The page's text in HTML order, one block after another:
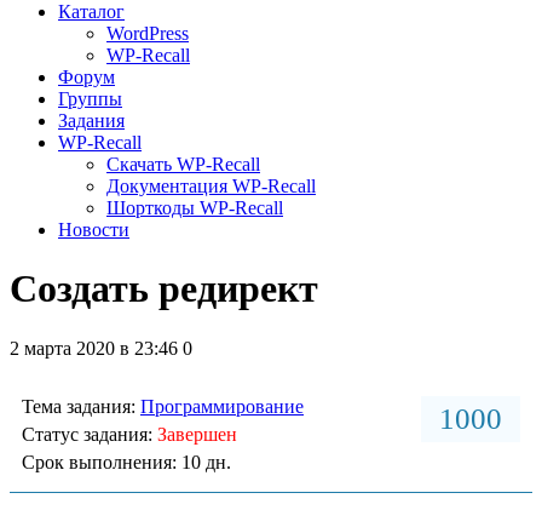
Каталог
WordPress
WP-Recall
Форум
Группы
Задания
WP-Recall
Скачать WP-Recall
Документация WP-Recall
Шорткоды WP-Recall
Новости
Создать редирект
2 марта 2020 в 23:46 0
1000
Тема задания: Программирование
Статус задания: Завершен
Срок выполнения: 10 дн.